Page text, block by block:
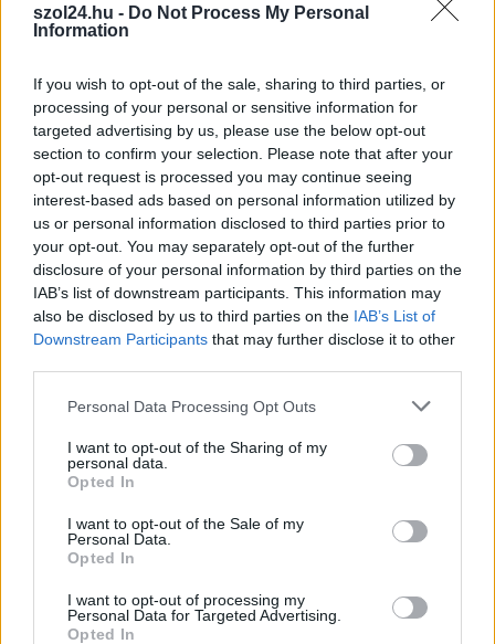
szol24.hu - Do Not Process My Personal
Information
If you wish to opt-out of the sale, sharing to third parties, or
processing of your personal or sensitive information for
targeted advertising by us, please use the below opt-out
section to confirm your selection. Please note that after your
opt-out request is processed you may continue seeing
interest-based ads based on personal information utilized by
us or personal information disclosed to third parties prior to
your opt-out. You may separately opt-out of the further
disclosure of your personal information by third parties on the
IAB’s list of downstream participants. This information may
also be disclosed by us to third parties on the IAB’s List of
Downstream Participants that may further disclose it to other
Please note that this website/app uses one or more Google
not limited to your visit or usage behaviour. You may click to
grant or deny consent to Google and its third-party tags to
use your data for below specified purposes in below Google
consent section.
Personal Data Processing Opt Outs
I want to opt-out of the Sharing of my
personal data.
Opted In
I want to opt-out of the Sale of my
Personal Data.
Opted In
I want to opt-out of processing my
Personal Data for Targeted Advertising.
Opted In
lehetőséget biztosít a
helyi egyházi
közösségek számára,
hogy pénzügyi
segítséget
igényeljenek,
amennyiben nyári tábort szerveznek gyermekek és fiatalok
részére. Az erre elkülönített keretösszeg 3 millió forint.
TOVÁBB OLVASOM
Szolnok egyház,fiatal,keret,önkormányzat,Szolnok,tábor,
táboroztatás vallás
Kié a felelősség? Felakasztotta magát egy diák
az iskola mosdójában
2024.12.05. Kiss Lajos
tükrében még